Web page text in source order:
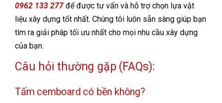
0962 133 277để được tư vấn và hỗ trợ chọn lựa vật
liệu xây dựng tốt nhất. Chúng tôi luôn sẵn sàng giúp bạn
tìm ra giải pháp tối ưu nhất cho mọi nhu cầu xây dựng
của bạn.
Câu hỏi thường gặp (FAQs):
Tấm cemboard có bền không?